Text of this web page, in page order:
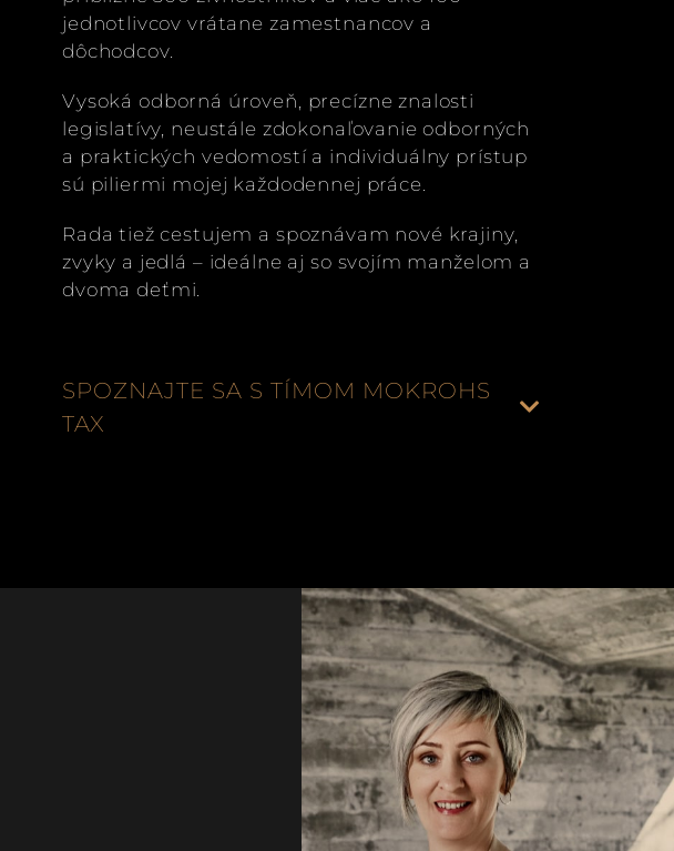
jednotlivcov vrátane zamestnancov a
dôchodcov.
Vysoká odborná úroveň, precízne znalosti
legislatívy, neustále zdokonaľovanie odborných
a praktických vedomostí a individuálny prístup
sú piliermi mojej každodennej práce.
Rada tiež cestujem a spoznávam nové krajiny,
zvyky a jedlá – ideálne aj so svojím manželom a
dvoma deťmi.
SPOZNAJTE SA S TÍMOM MOKROHS
TAX